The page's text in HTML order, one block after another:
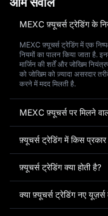
MEXC फ़्यूचर्स ट्रेडिंग के
MEXC फ़्यूचर्स ट्रेडिंग में एक
नियमों का पालन किया जाता है.
मार्जिन की शर्तें और जोखिम
को जोखिम को ज़्यादा असरदार
करने में मदद मिलती है.
MEXC फ़्यूचर्स पर मिलने
फ़्यूचर्स ट्रेडिंग में किस
फ़्यूचर्स ट्रेडिंग क्या होती है?
क्या फ़्यूचर्स ट्रेडिंग नए